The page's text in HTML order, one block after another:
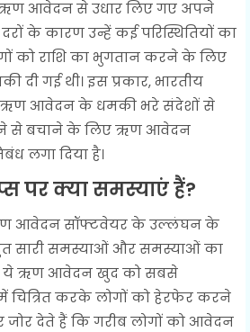
ऋण आवेदन से उधार लिए गए अपने
के कारण उन्हें कई परिस्थितियों का
को राशि का भुगतान करने के लिए
गई थी। इस प्रकार, भारतीय
ऋण आवेदन के धमकी भरे संदेशों से
से बचाने के लिए ऋण आवेदन
लगा दिया है।
पर क्या समस्याएं हैं?
आवेदन सॉफ्टवेयर के उल्लंघन के
सारी समस्याओं और समस्याओं का
ये ऋण आवेदन खुद को सबसे
चित्रित करके लोगों को हेरफेर करने
देते हैं कि गरीब लोगों को आवेदन